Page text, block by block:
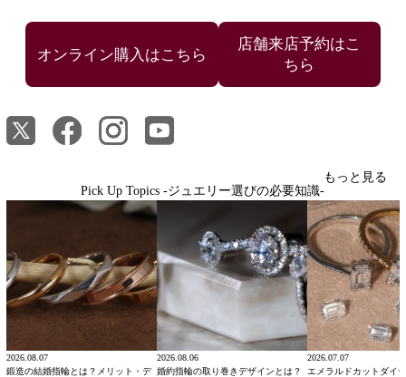
店舗来店予約はこ
ちら
Pick Up Topics -ジュエリー選びの必要知識-
もっと見る
2026.08.07
鍛造の結婚指輪とは？メリット・デ
2026.08.06
婚約指輪の取り巻きデザインとは？
2026.07.07
エメラルドカットダイ